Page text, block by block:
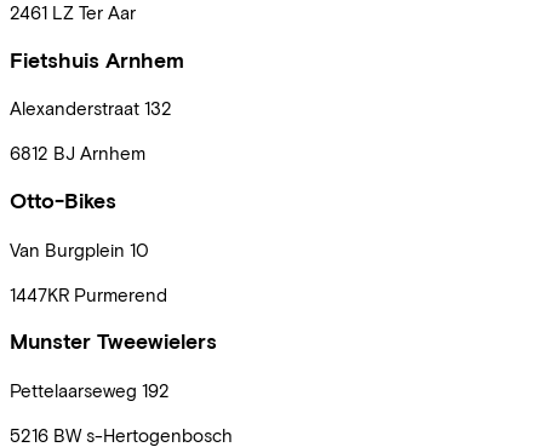
2461 LZ Ter Aar
Fietshuis Arnhem
Alexanderstraat 132
6812 BJ Arnhem
Otto-Bikes
Van Burgplein 10
1447KR Purmerend
Munster Tweewielers
Pettelaarseweg 192
5216 BW s-Hertogenbosch